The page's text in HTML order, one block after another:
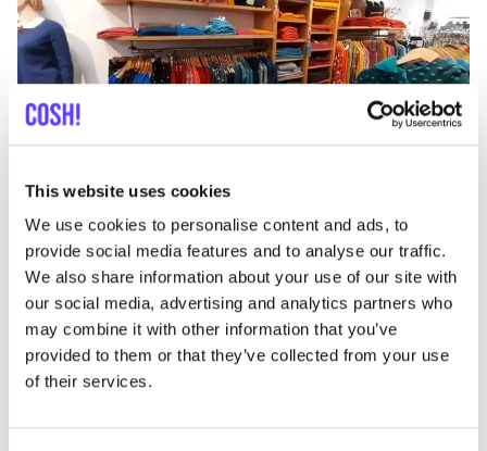
This website uses cookies
We use cookies to personalise content and ads, to
provide social media features and to analyse our traffic.
We also share information about your use of our site with
our social media, advertising and analytics partners who
may combine it with other information that you’ve
provided to them or that they’ve collected from your use
of their services.
Añade a la ruta Visita sitio web
List Map